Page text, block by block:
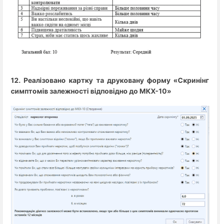
12. Реалізовано картку та друковану форму «Скринінг
симптомів залежності відповідно до МКХ-10»